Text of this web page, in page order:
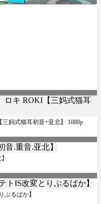
妈式猫耳初音+亚北】 1080p
ぷるばか】